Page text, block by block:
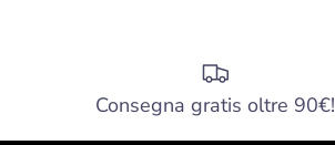
Consegna gratis oltre 90€!